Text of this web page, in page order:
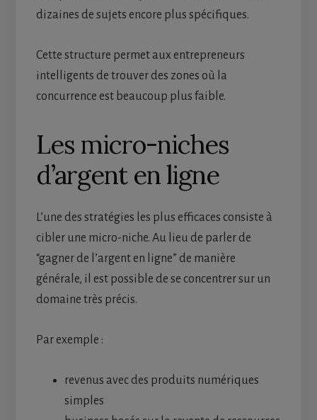
dizaines de sujets encore plus spécifiques.
Cette structure permet aux entrepreneurs
intelligents de trouver des zones où la
concurrence est beaucoup plus faible.
Les micro-niches
d’argent en ligne
L’une des stratégies les plus efficaces consiste à
cibler une micro-niche. Au lieu de parler de
“gagner de l’argent en ligne” de manière
générale, il est possible de se concentrer sur un
domaine très précis.
Par exemple :
revenus avec des produits numériques
simples